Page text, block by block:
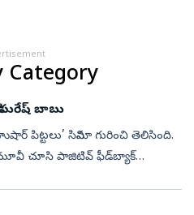
Category
బాబు
పిట్టలు’ సినిమా గురించి తెలిసింది.
మూవీ చూసి పాజిటివ్‌ ఫీడ్‌బ్యాక్‌